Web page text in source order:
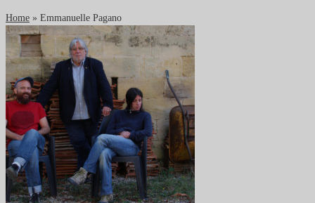
Home » Emmanuelle Pagano